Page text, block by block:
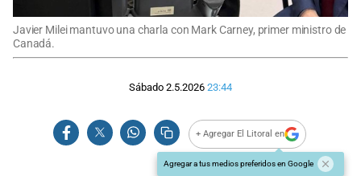
Javier Milei mantuvo una charla con Mark Carney, primer ministro de
Canadá.
Sábado 2.5.2026 23:44
+ Agregar El Litoral en
Agregar a tus medios preferidos en Google